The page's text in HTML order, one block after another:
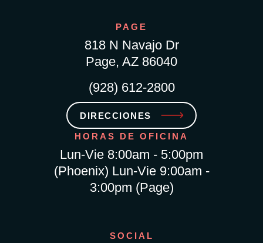
PAGE
818 N Navajo Dr
Page, AZ 86040
(928) 612-2800
DIRECCIONES
HORAS DE OFICINA
Lun-Vie 8:00am - 5:00pm
(Phoenix) Lun-Vie 9:00am -
3:00pm (Page)
SOCIAL